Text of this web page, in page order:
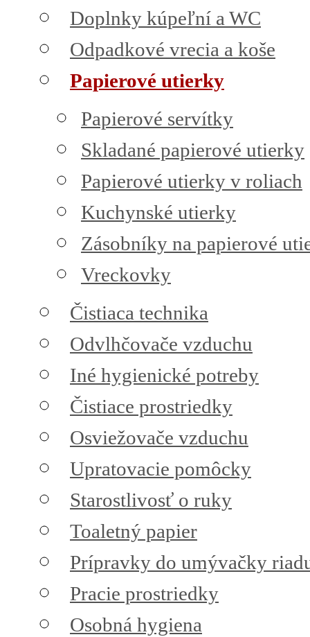
Doplnky kúpeľní a WC
Odpadkové vrecia a koše
Papierové utierky
Papierové servítky
Skladané papierové utierky
Papierové utierky v roliach
Kuchynské utierky
Zásobníky na papierové
Vreckovky
Čistiaca technika
Odvlhčovače vzduchu
Iné hygienické potreby
Čistiace prostriedky
Osviežovače vzduchu
Upratovacie pomôcky
Starostlivosť o ruky
Toaletný papier
Prípravky do umývačky
Pracie prostriedky
Osobná hygiena